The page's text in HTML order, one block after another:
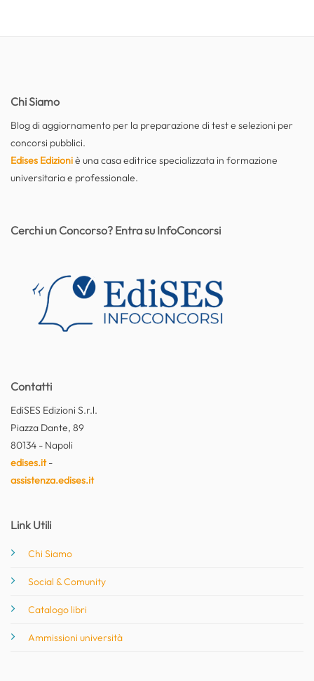
Chi Siamo
Blog di aggiornamento per la preparazione di test e selezioni per
concorsi pubblici.
Edises Edizioniè una casa editrice specializzata in formazione
universitaria e professionale.
Contatti
EdiSES Edizioni S.r.l.
Piazza Dante, 89
80134 - Napoli
edises.it-
assistenza.edises.it
Link Utili
Chi Siamo
Social & Comunity
Catalogo libri
Ammissioni università
Cerchi un Concorso? Entra su InfoConcorsi